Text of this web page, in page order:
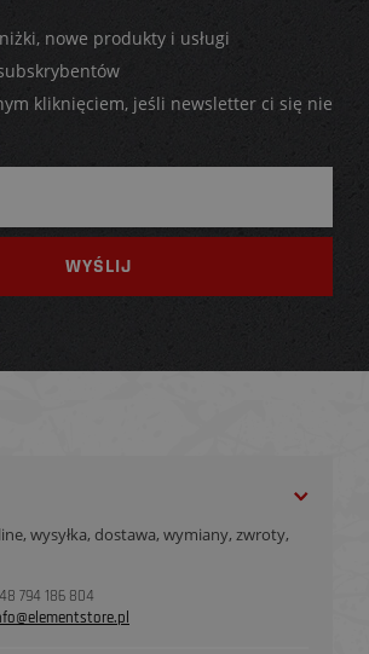
nowe produkty i usługi
kliknięciem, jeśli newsletter ci się nie
wysyłka, dostawa, wymiany, zwroty,
794 186 804